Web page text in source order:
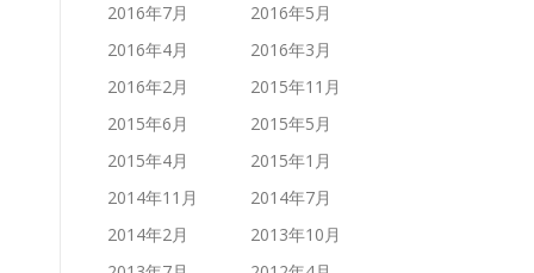
2016年7月
2016年5月
2016年4月
2016年3月
2016年2月
2015年11月
2015年6月
2015年5月
2015年4月
2015年1月
2014年11月
2014年7月
2014年2月
2013年10月